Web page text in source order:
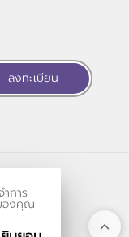
ลงทะเบียน
ำการ
องคุณ